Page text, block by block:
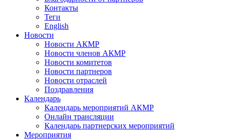
Контакты
Теги
English
Новости
Новости АКМР
Новости членов АКМР
Новости комитетов
Новости партнеров
Новости отраслей
Поздравления
Календарь
Календарь мероприятий АКМР
Онлайн трансляции
Календарь партнерских мероприятий
Мероприятия